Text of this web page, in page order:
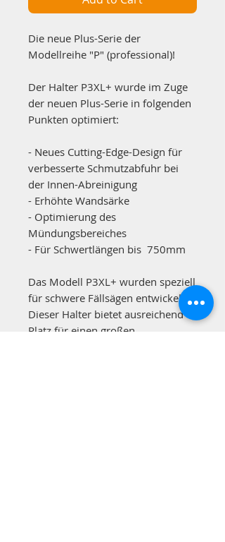
Die neue Plus-Serie der
Modellreihe "P" (professional)!
Der Halter P3XL+ wurde im Zuge
der neuen Plus-Serie in folgenden
Punkten optimiert:
- Neues Cutting-Edge-Design für
verbesserte Schmutzabfuhr bei
der Innen-Abreinigung
- Erhöhte Wandsärke
- Optimierung des
Mündungsbereiches
- Für Schwertlängen bis 750mm
Das Modell P3XL+ wurden speziell
für schwere Fällsägen entwickelt.
Dieser Halter bietet ausreichend
Platz für einen großen